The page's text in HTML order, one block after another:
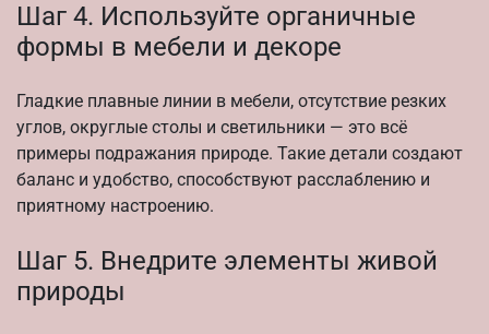
Шаг 4. Используйте органичные
формы в мебели и декоре
Гладкие плавные линии в мебели, отсутствие резких
углов, округлые столы и светильники — это всё
примеры подражания природе. Такие детали создают
баланс и удобство, способствуют расслаблению и
приятному настроению.
Шаг 5. Внедрите элементы живой
природы